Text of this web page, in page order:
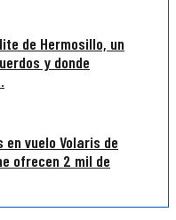
de Hermosillo, un
y donde
vuelo Volaris de
ofrecen 2 mil de